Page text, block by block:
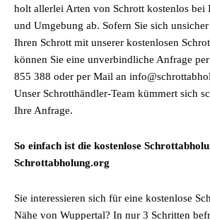
holt allerlei Arten von Schrott kostenlos bei
und Umgebung ab. Sofern Sie sich
Ihren Schrott mit unserer kostenlosen
können Sie eine unverbindliche Anfrage
855 388 oder per Mail an
Unser Schrotthändler-Team kümmert sich
Ihre Anfrage.
So einfach ist die kostenlose
Schrottabholung.org
Sie interessieren sich für eine kostenlose
Nähe von Wuppertal? In nur 3 Schritten